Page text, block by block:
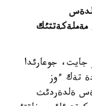
مةملةكةتتئك
جوعارئدا
تةك ءوز
ةلدةردئث